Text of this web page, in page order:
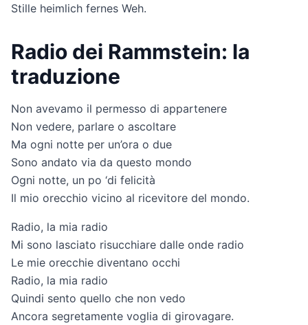
Stille heimlich fernes Weh.
Radio dei Rammstein: la
traduzione
Non avevamo il permesso di appartenere
Non vedere, parlare o ascoltare
Ma ogni notte per un’ora o due
Sono andato via da questo mondo
Ogni notte, un po ‘di felicità
Il mio orecchio vicino al ricevitore del mondo.
Radio, la mia radio
Mi sono lasciato risucchiare dalle onde radio
Le mie orecchie diventano occhi
Radio, la mia radio
Quindi sento quello che non vedo
Ancora segretamente voglia di girovagare.